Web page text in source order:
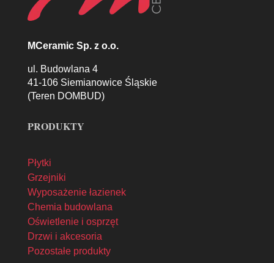
MCeramic Sp. z o.o.
ul. Budowlana 4
41-106 Siemianowice Śląskie
(Teren DOMBUD)
PRODUKTY
Płytki
Grzejniki
Wyposażenie łazienek
Chemia budowlana
Oświetlenie i osprzęt
Drzwi i akcesoria
Pozostałe produkty